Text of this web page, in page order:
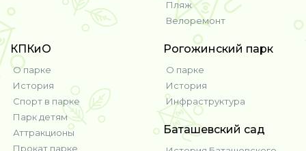
Пляж
Велоремонт
КПКиО
О парке
История
Спорт в парке
Парк детям
Аттракционы
Прокат парке
Рогожинский парк
О парке
История
Инфраструктура
Баташевский сад